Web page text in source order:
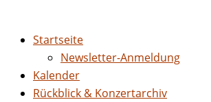
Startseite
Newsletter-Anmeldung
Kalender
Rückblick & Konzertarchiv